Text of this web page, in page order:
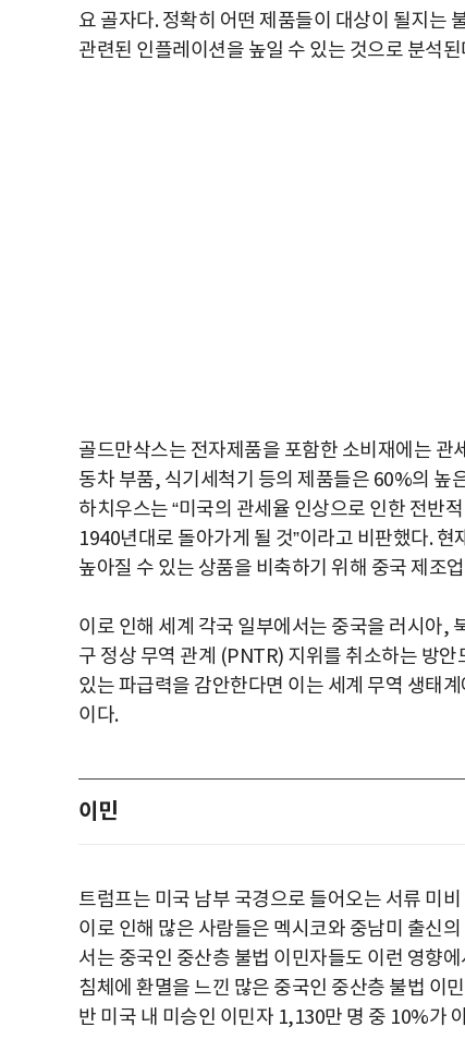
요 골자다. 정확히 어떤 제품들이 대상이 될지는
관련된 인플레이션을 높일 수 있는 것으로 분석된
골드만삭스는 전자제품을 포함한 소비재에는
동차 부품, 식기세척기 등의 제품들은 60%의 높
하치우스는 “미국의 관세율 인상으로 인한 전반
1940년대로 돌아가게 될 것”이라고 비판했다.
높아질 수 있는 상품을 비축하기 위해 중국 제조
이로 인해 세계 각국 일부에서는 중국을 러시아,
구 정상 무역 관계 (PNTR) 지위를 취소하는 방
있는 파급력을 감안한다면 이는 세계 무역 생태
이다.
이민
트럼프는 미국 남부 국경으로 들어오는 서류 미
이로 인해 많은 사람들은 멕시코와 중남미 출신
서는 중국인 중산층 불법 이민자들도 이런 영향
침체에 환멸을 느낀 많은 중국인 중산층 불법 이
반 미국 내 미승인 이민자 1,130만 명 중 10%가